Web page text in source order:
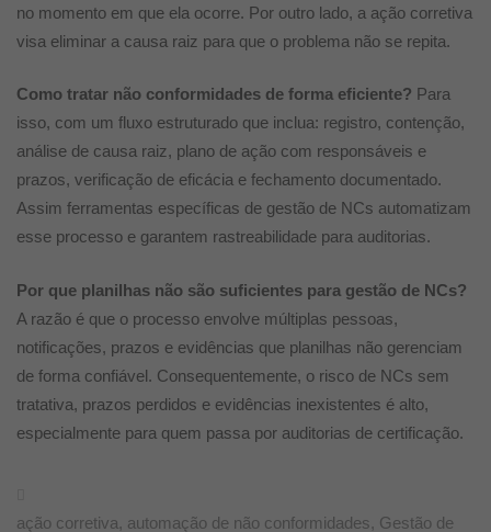
no momento em que ela ocorre. Por outro lado, a ação corretiva
visa eliminar a causa raiz para que o problema não se repita.
Como tratar não conformidades de forma eficiente? Para
isso, com um fluxo estruturado que inclua: registro, contenção,
análise de causa raiz, plano de ação com responsáveis e
prazos, verificação de eficácia e fechamento documentado.
Assim ferramentas específicas de gestão de NCs automatizam
esse processo e garantem rastreabilidade para auditorias.
Por que planilhas não são suficientes para gestão de NCs?
A razão é que o processo envolve múltiplas pessoas,
notificações, prazos e evidências que planilhas não gerenciam
de forma confiável. Consequentemente, o risco de NCs sem
tratativa, prazos perdidos e evidências inexistentes é alto,
especialmente para quem passa por auditorias de certificação.
ação corretiva, automação de não conformidades, Gestão de